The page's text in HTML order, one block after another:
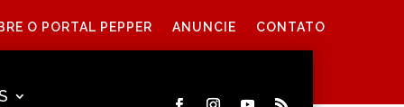
O PORTAL PEPPER ANUNCIE CONTATO